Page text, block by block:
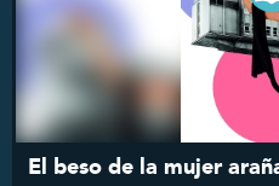
El beso de la mujer